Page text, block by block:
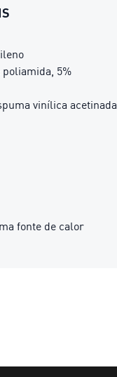
5%
vinílica acetinada
fonte de calor